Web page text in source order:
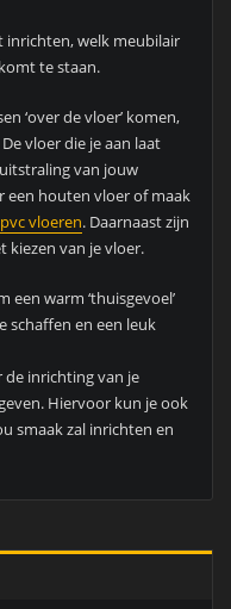
inrichten, welk meubilair
te staan.
‘over de vloer’ komen,
vloer die je aan laat
van jouw
een houten vloer of maak
vloeren. Daarnaast zijn
kiezen van je vloer.
een warm ‘thuisgevoel’
schaffen en een leuk
inrichting van je
Hiervoor kun je ook
smaak zal inrichten en